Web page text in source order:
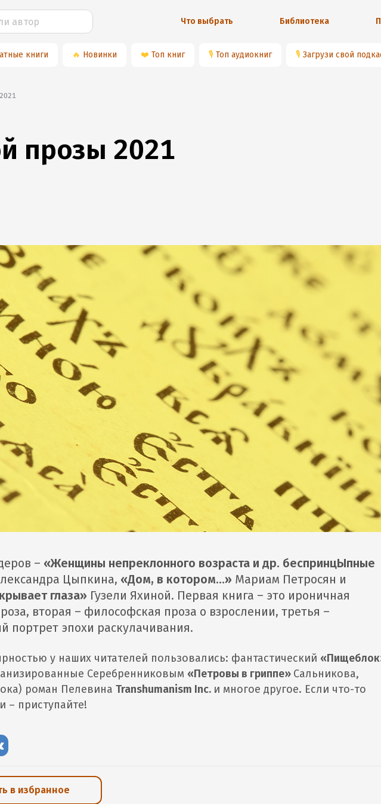
Что выбрать Библиотека
книги 🔥 Новинки ❤️ Топ книг 🎙 Топ аудиокниг 🎙 Загрузи свой
прозы 2021
– «Женщины непреклонного возраста и др. беспринцЫпные
Цыпкина, «Дом, в котором…» Мариам Петросян и
глаза» Гузели Яхиной. Первая книга – это ироничная
вторая – философская проза о взрослении, третья –
портрет эпохи раскулачивания.
у наших читателей пользовались: фантастический
Серебренниковым «Петровы в гриппе» Сальникова,
роман ПелевинаTranshumanism Inc. и многое другое. Если что-то
– приступайте!
в избранное